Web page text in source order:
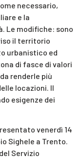
necessario,
e la
Le modifiche: sono
il territorio
urbanistico ed
di fasce di valori
renderle più
locazioni. Il
esigenze dei
venerdì 14
Sighele a Trento.
Servizio